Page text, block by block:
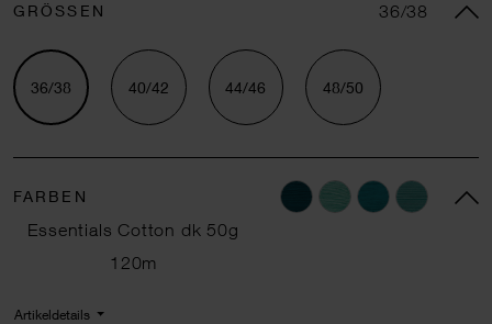
GRÖSSEN 36/38
36/38 40/42 44/46 48/50
FARBEN
Essentials Cotton dk 50g
120m
Artikeldetails